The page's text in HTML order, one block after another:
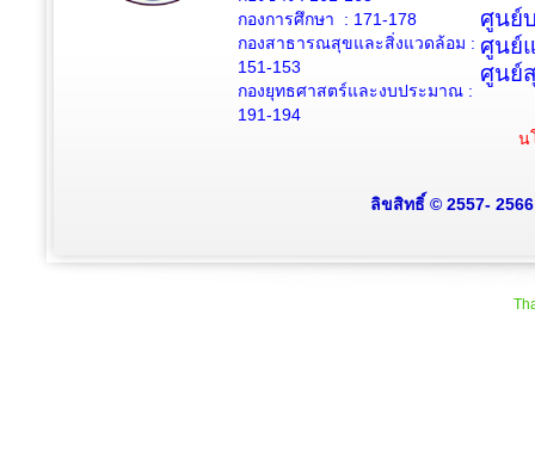
กองการศึกษา : 171-178
กองสาธารณสุขและสิ่งแวดล้อม :
151-153
กองยุทธศาสตร์และงบประมาณ :
191-194
ศูนย์
ศูนย์
ศูนย์
น
ลิขสิทธิ์ © 2557-